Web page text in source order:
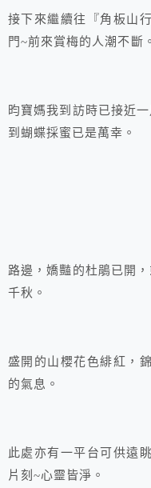
接下來繼續往『角板山
門~前來賞梅的人潮不斷。
昀寶媽我到訪時已接近
到蝴蝶採蜜已是萬幸。
路邊，嬌豔的杜鵑已開
千秋。
盛開的山櫻花色緋紅，
的氣息。
此處亦有一平台可供遠
片刻~心靈皆淨。